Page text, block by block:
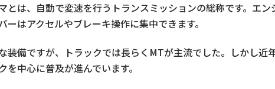
とは、自動で変速を行うトランスミッションの総称です。エ
ーはアクセルやブレーキ操作に集中できます。
装備ですが、トラックでは長らくMTが主流でした。しかし近
を中心に普及が進んでいます。